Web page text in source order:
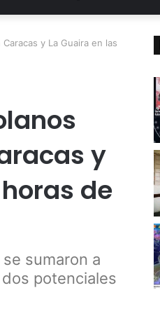
y La Guaira en las
y
de
sumaron a
potenciales